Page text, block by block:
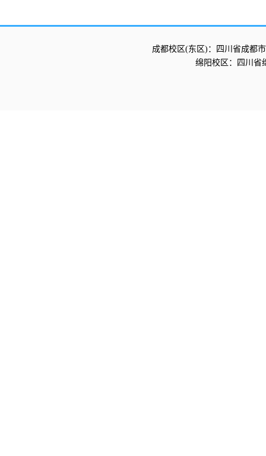
成都校区(东区)：四川省成都
绵阳校区：四川省